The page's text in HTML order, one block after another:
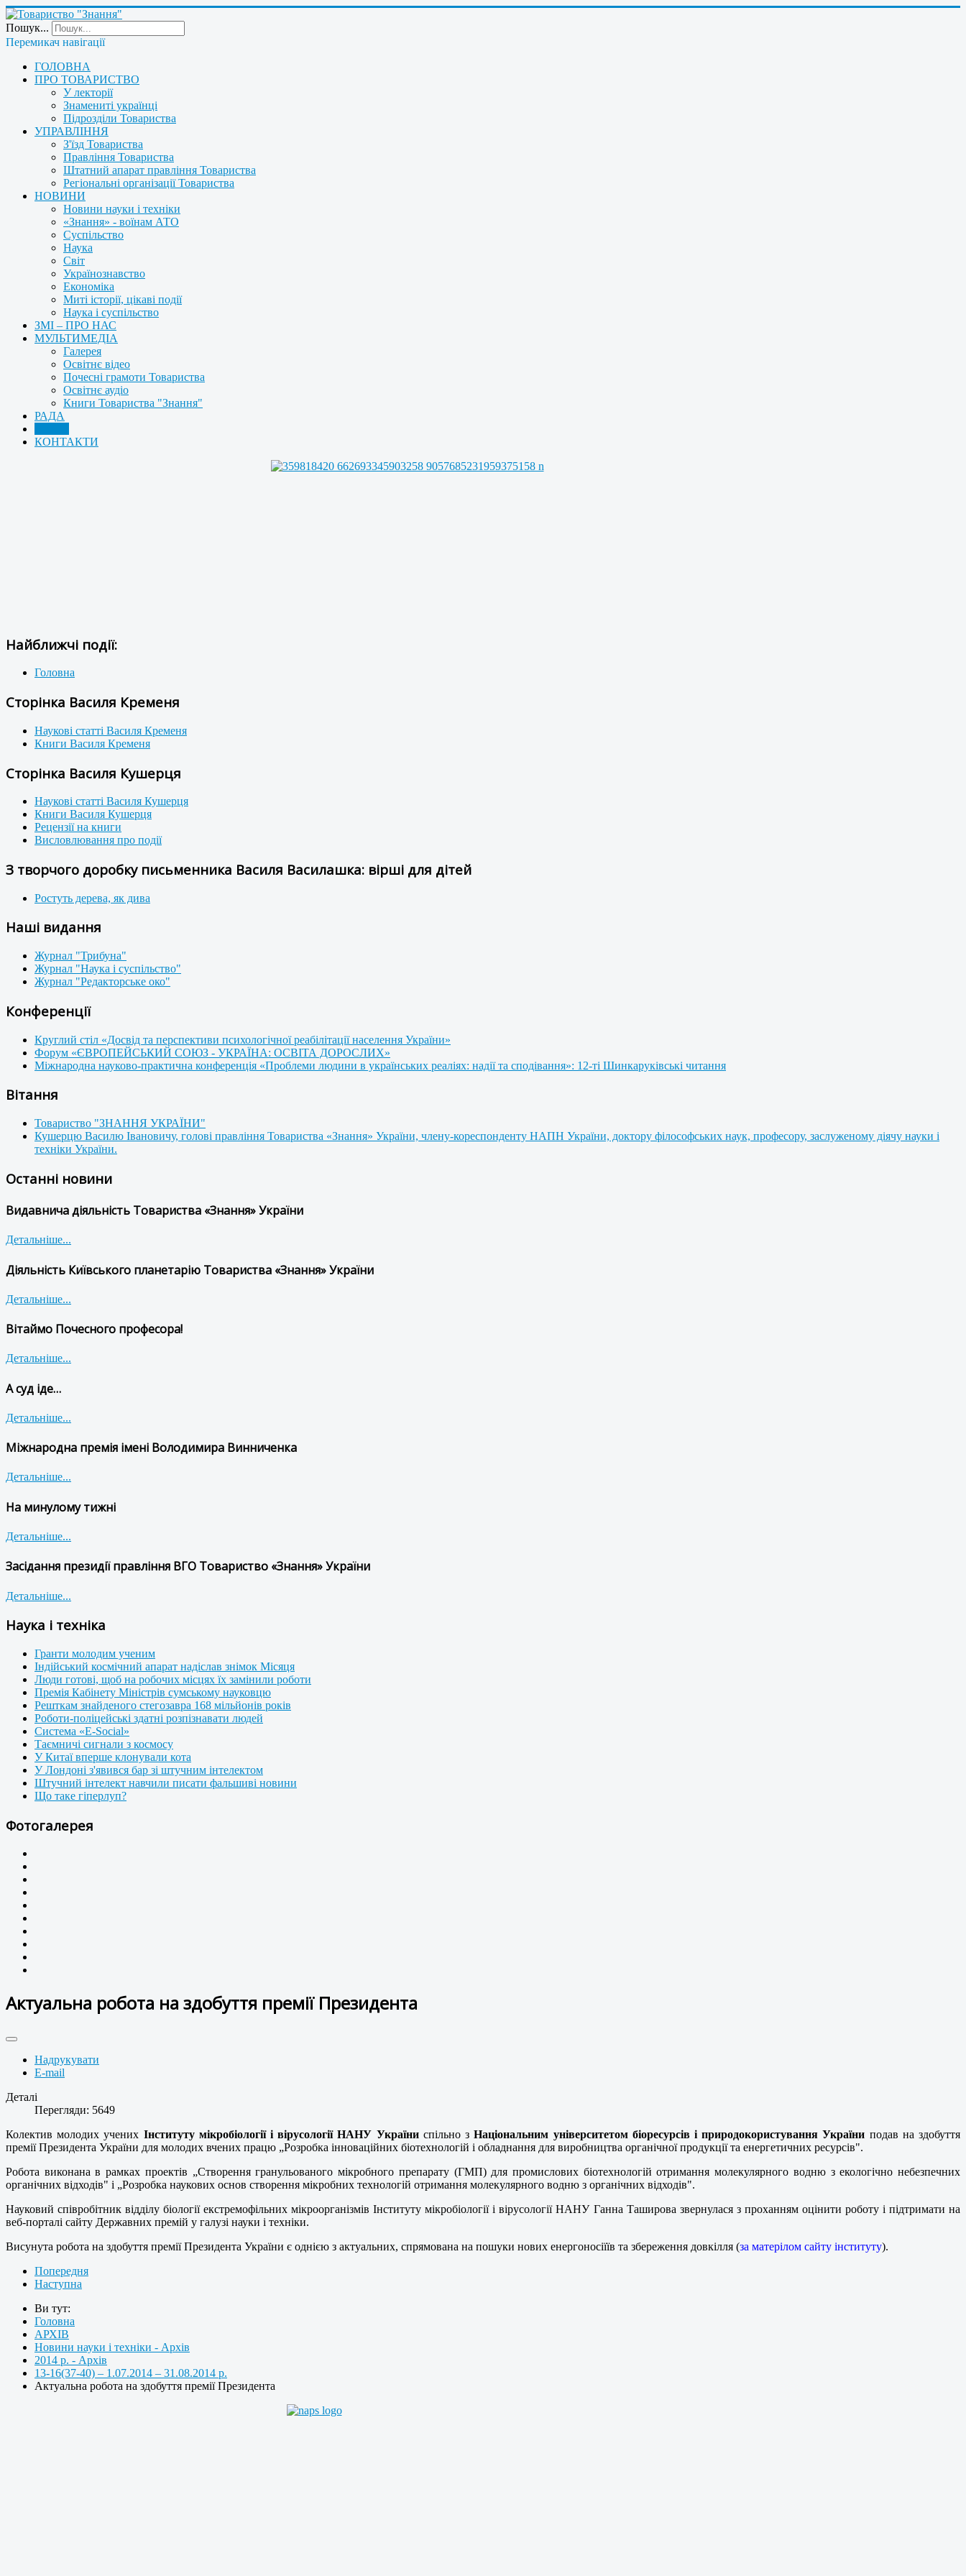
Пошук...
Перемикач навігації
ГОЛОВНА
ПРО ТОВАРИСТВО
У лекторії
Знамениті українці
Підрозділи Товариства
УПРАВЛІННЯ
З'їзд Товариства
Правління Товариства
Штатний апарат правління Товариства
Регіональні організації Товариства
НОВИНИ
Новини науки і техніки
«Знання» - воїнам АТО
Суспільство
Наука
Світ
Українознавство
Економіка
Миті історії, цікаві події
Наука і суспільство
ЗМІ – ПРО НАС
МУЛЬТИМЕДІА
Галерея
Освітнє відео
Почесні грамоти Товариства
Освітнє аудіо
Книги Товариства "Знання"
РАДА
КОНТАКТИ
Найближчі події:
Головна
Сторінка Василя Кременя
Наукові статті Василя Кременя
Книги Василя Кременя
Сторінка Василя Кушерця
Наукові статті Василя Кушерця
Книги Василя Кушерця
Рецензії на книги
Висловлювання про події
З творчого доробку письменника Василя Василашка: вірші для дітей
Ростуть дерева, як дива
Наші видання
Журнал "Трибуна"
Журнал "Наука і суспільство"
Журнал "Редакторське око"
Конференції
Круглий стіл «Досвід та перспективи психологічної реабілітації населення України»
Форум «ЄВРОПЕЙСЬКИЙ СОЮЗ - УКРАЇНА: ОСВІТА ДОРОСЛИХ»
Міжнародна науково-практична конференція «Проблеми людини в українських реаліях: надії та сподівання»: 12-ті Шинкаруківські читання
Вітання
Товариство "ЗНАННЯ УКРАЇНИ"
Кушерцю Василю Івановичу, голові правління Товариства «Знання» України, члену-кореспонденту НАПН України, доктору філософських наук, професору, заслуженому діячу науки і
техніки України.
Останні новини
Видавнича діяльність Товариства «Знання» України
Детальніше...
Діяльність Київського планетарію Товариства «Знання» України
Детальніше...
Вітаймо Почесного професора!
Детальніше...
А суд іде…
Детальніше...
Міжнародна премія імені Володимира Винниченка
Детальніше...
На минулому тижні
Детальніше...
Засідання президії правління ВГО Товариство «Знання» України
Детальніше...
Наука і техніка
Гранти молодим ученим
Індійський космічний апарат надіслав знімок Місяця
Люди готові, щоб на робочих місцях їх замінили роботи
Премія Кабінету Міністрів сумському науковцю
Решткам знайденого стегозавра 168 мільйонів років
Роботи-поліцейські здатні розпізнавати людей
Система «E-Social»
Таємничі сигнали з космосу
У Китаї вперше клонували кота
У Лондоні з'явився бар зі штучним інтелектом
Штучний інтелект навчили писати фальшиві новини
Що таке гіперлуп?
Фотогалерея
Актуальна робота на здобуття премії Президента
Надрукувати
E-mail
Деталі
Перегляди: 5649
Колектив молодих учених Інституту мікробіології і вірусології НАНУ Україниспільно зНаціональним університетом біоресурсів і природокористування України подав на здобуття
премії Президента України для молодих вчених працю „Розробка інноваційних біотехнологій і обладнання для виробництва органічної продукції та енергетичних ресурсів".
Робота виконана в рамках проектів „Створення гранульованого мікробного препарату (ГМП) для промислових біотехнологій отримання молекулярного водню з екологічно небезпечних
органічних відходів" і „Розробка наукових основ створення мікробних технологій отримання молекулярного водню з органічних відходів".
Науковий співробітник відділу біології екстремофільних мікроорганізмів Інституту мікробіології і вірусології НАНУ Ганна Таширова звернулася з проханням оцінити роботу і підтримати на
веб-порталі сайту Державних премій у галузі науки і техніки.
Висунута робота на здобуття премії Президента України є однією з актуальних, спрямована на пошуки нових енергоносіїїв та збереження довкілля (за матерілом сайту інституту).
Попередня
Наступна
Ви тут:
Головна
АРХІВ
Новини науки і техніки - Архів
2014 р. - Архів
13-16(37-40) – 1.07.2014 – 31.08.2014 р.
Актуальна робота на здобуття премії Президента